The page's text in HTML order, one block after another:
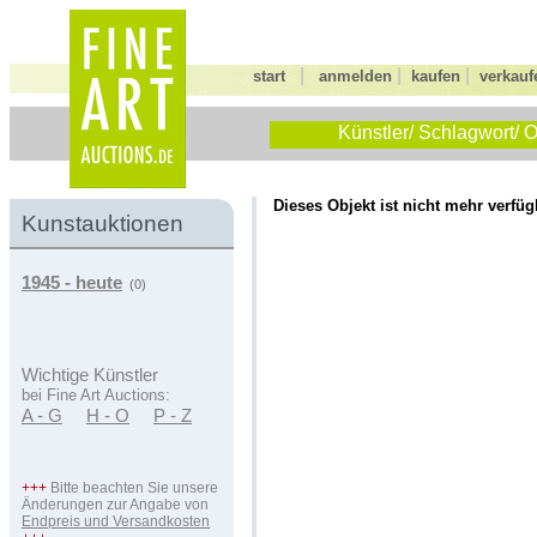
start anmelden kaufen
Künstler/ Schlagwort/
Kunstauktionen
1945 - heute (0)
Wichtige Künstler
bei Fine Art Auctions:
A - G H - O P - Z
+++ Bitte beachten Sie unsere
Änderungen zur Angabe von
Endpreis und Versandkosten
Dieses Objekt ist nicht mehr